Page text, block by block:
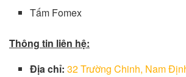
Tấm Fomex
Thông tin liên hệ:
Địa chỉ: 32 Trường Chinh, Nam